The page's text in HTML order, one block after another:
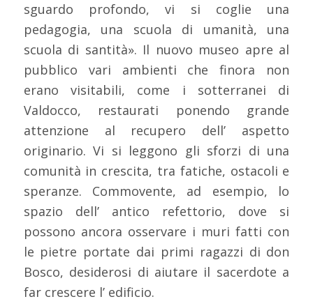
sguardo profondo, vi si coglie una
pedagogia, una scuola di umanità, una
scuola di santità». Il nuovo museo apre al
pubblico vari ambienti che finora non
erano visitabili, come i sotterranei di
Valdocco, restaurati ponendo grande
attenzione al recupero dell’ aspetto
originario. Vi si leggono gli sforzi di una
comunità in crescita, tra fatiche, ostacoli e
speranze. Commovente, ad esempio, lo
spazio dell’ antico refettorio, dove si
possono ancora osservare i muri fatti con
le pietre portate dai primi ragazzi di don
Bosco, desiderosi di aiutare il sacerdote a
far crescere l’ edificio.